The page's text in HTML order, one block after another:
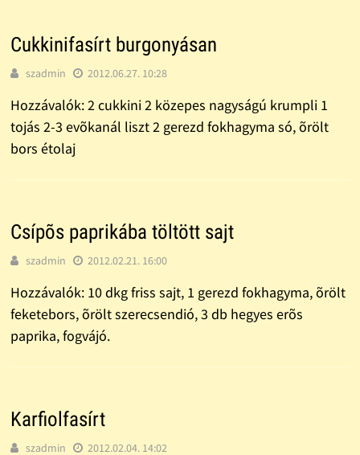
Cukkinifasírt burgonyásan
szadmin 2012.06.27. 10:28
Hozzávalók: 2 cukkini 2 közepes nagyságú krumpli 1
tojás 2-3 evõkanál liszt 2 gerezd fokhagyma só, õrölt
bors étolaj
Csípõs paprikába töltött sajt
szadmin 2012.02.21. 16:00
Hozzávalók: 10 dkg friss sajt, 1 gerezd fokhagyma, õrölt
feketebors, õrölt szerecsendió, 3 db hegyes erõs
paprika, fogvájó.
Karfiolfasírt
szadmin 2012.02.04. 14:02